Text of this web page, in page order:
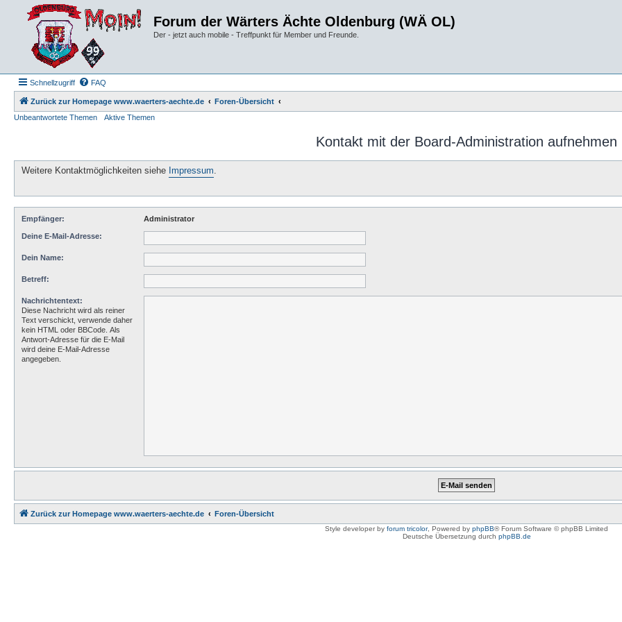
Forum der Wärters Ächte Oldenburg (WÄ OL)
Der - jetzt auch mobile - Treffpunkt für Member und Freunde.
Schnellzugriff FAQ
Zurück zur Homepage www.waerters-aechte.de
Foren-Übersicht
Unbeantwortete Themen
Aktive Themen
Kontakt mit der Board-Administration aufnehmen
Weitere Kontaktmöglichkeiten siehe Impressum.
Empfänger: Administrator
Deine E-Mail-Adresse:
Dein Name:
Betreff:
Nachrichtentext:
Diese Nachricht wird als reiner
Text verschickt, verwende daher
kein HTML oder BBCode. Als
Antwort-Adresse für die E-Mail
wird deine E-Mail-Adresse
angegeben.
Zurück zur Homepage www.waerters-aechte.de Foren-Übersicht
Style developer by forum tricolor, Powered by phpBB® Forum Software © phpBB Limited
Deutsche Übersetzung durch phpBB.de